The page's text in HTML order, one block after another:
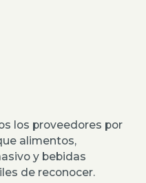
los proveedores por
alimentos,
y bebidas
de reconocer.